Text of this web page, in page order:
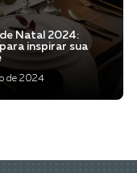
Natal 2024:
inspirar sua
de 2024